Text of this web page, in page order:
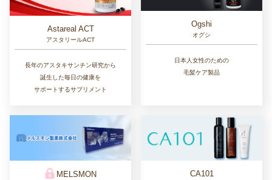
Astareal ACT
アスタリールACT
長年のアスタキサンチン研究から
誕生した毎日の健康を
サポートするサプリメント
Ogshi
オグシ
日本人女性のための
毛髪ケア製品
MELSMON CA101